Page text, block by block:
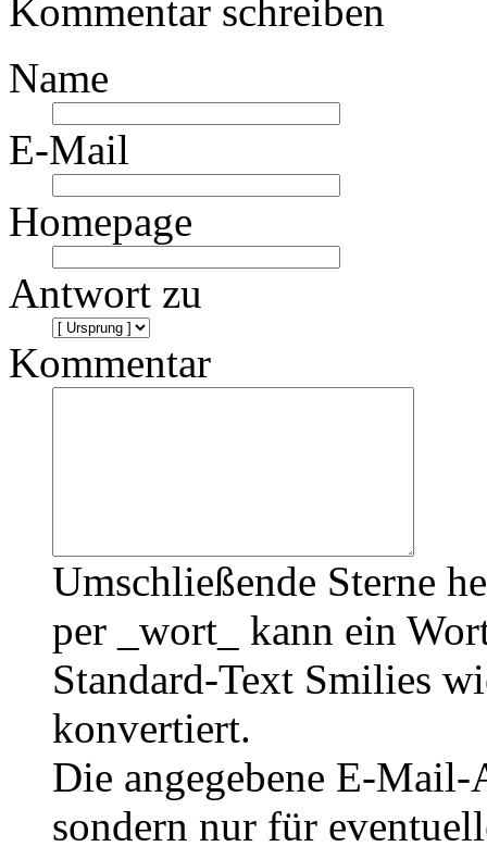
Kommentar schreiben
Name
E-Mail
Homepage
Antwort zu
Kommentar
Umschließende Sterne
per _wort_ kann ein
Standard-Text Smilies
konvertiert.
Die angegebene E-
sondern nur für